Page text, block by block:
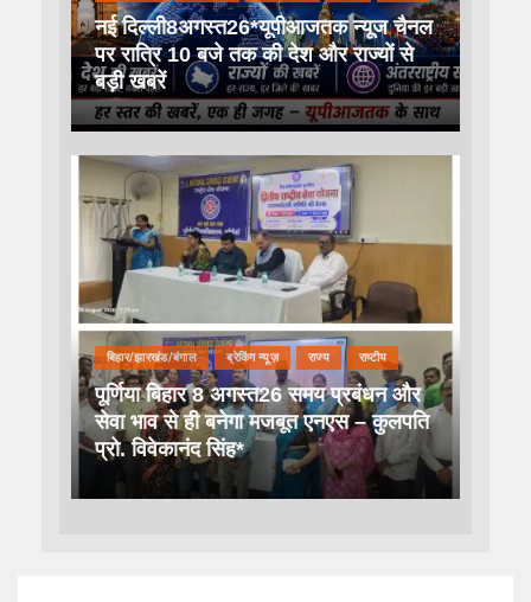
नई दिल्ली8अगस्त26*यूपीआजतक न्यूज चैनल
पर रात्रि 10 बजे तक की देश और राज्यों से
बड़ी खबरें
बिहार/झारखंड/बंगाल ब्रेकिंग न्यूज़ राज्य राष्टीय
पूर्णिया बिहार 8 अगस्त26 समय प्रबंधन और
सेवा भाव से ही बनेगा मजबूत एनएस – कुलपति
प्रो. विवेकानंद सिंह*